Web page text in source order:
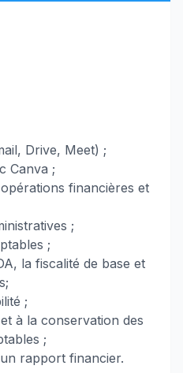
Drive, Meet) ;
Canva ;
financières et
;
;
la fiscalité de base et
;
à la conservation des
;
rapport financier.